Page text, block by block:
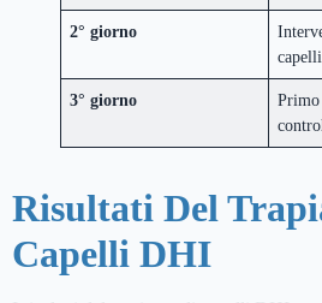
2° giorno
3° giorno
Risultati Del
Capelli DHI